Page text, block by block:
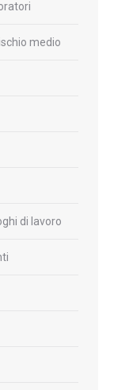
medio
di lavoro